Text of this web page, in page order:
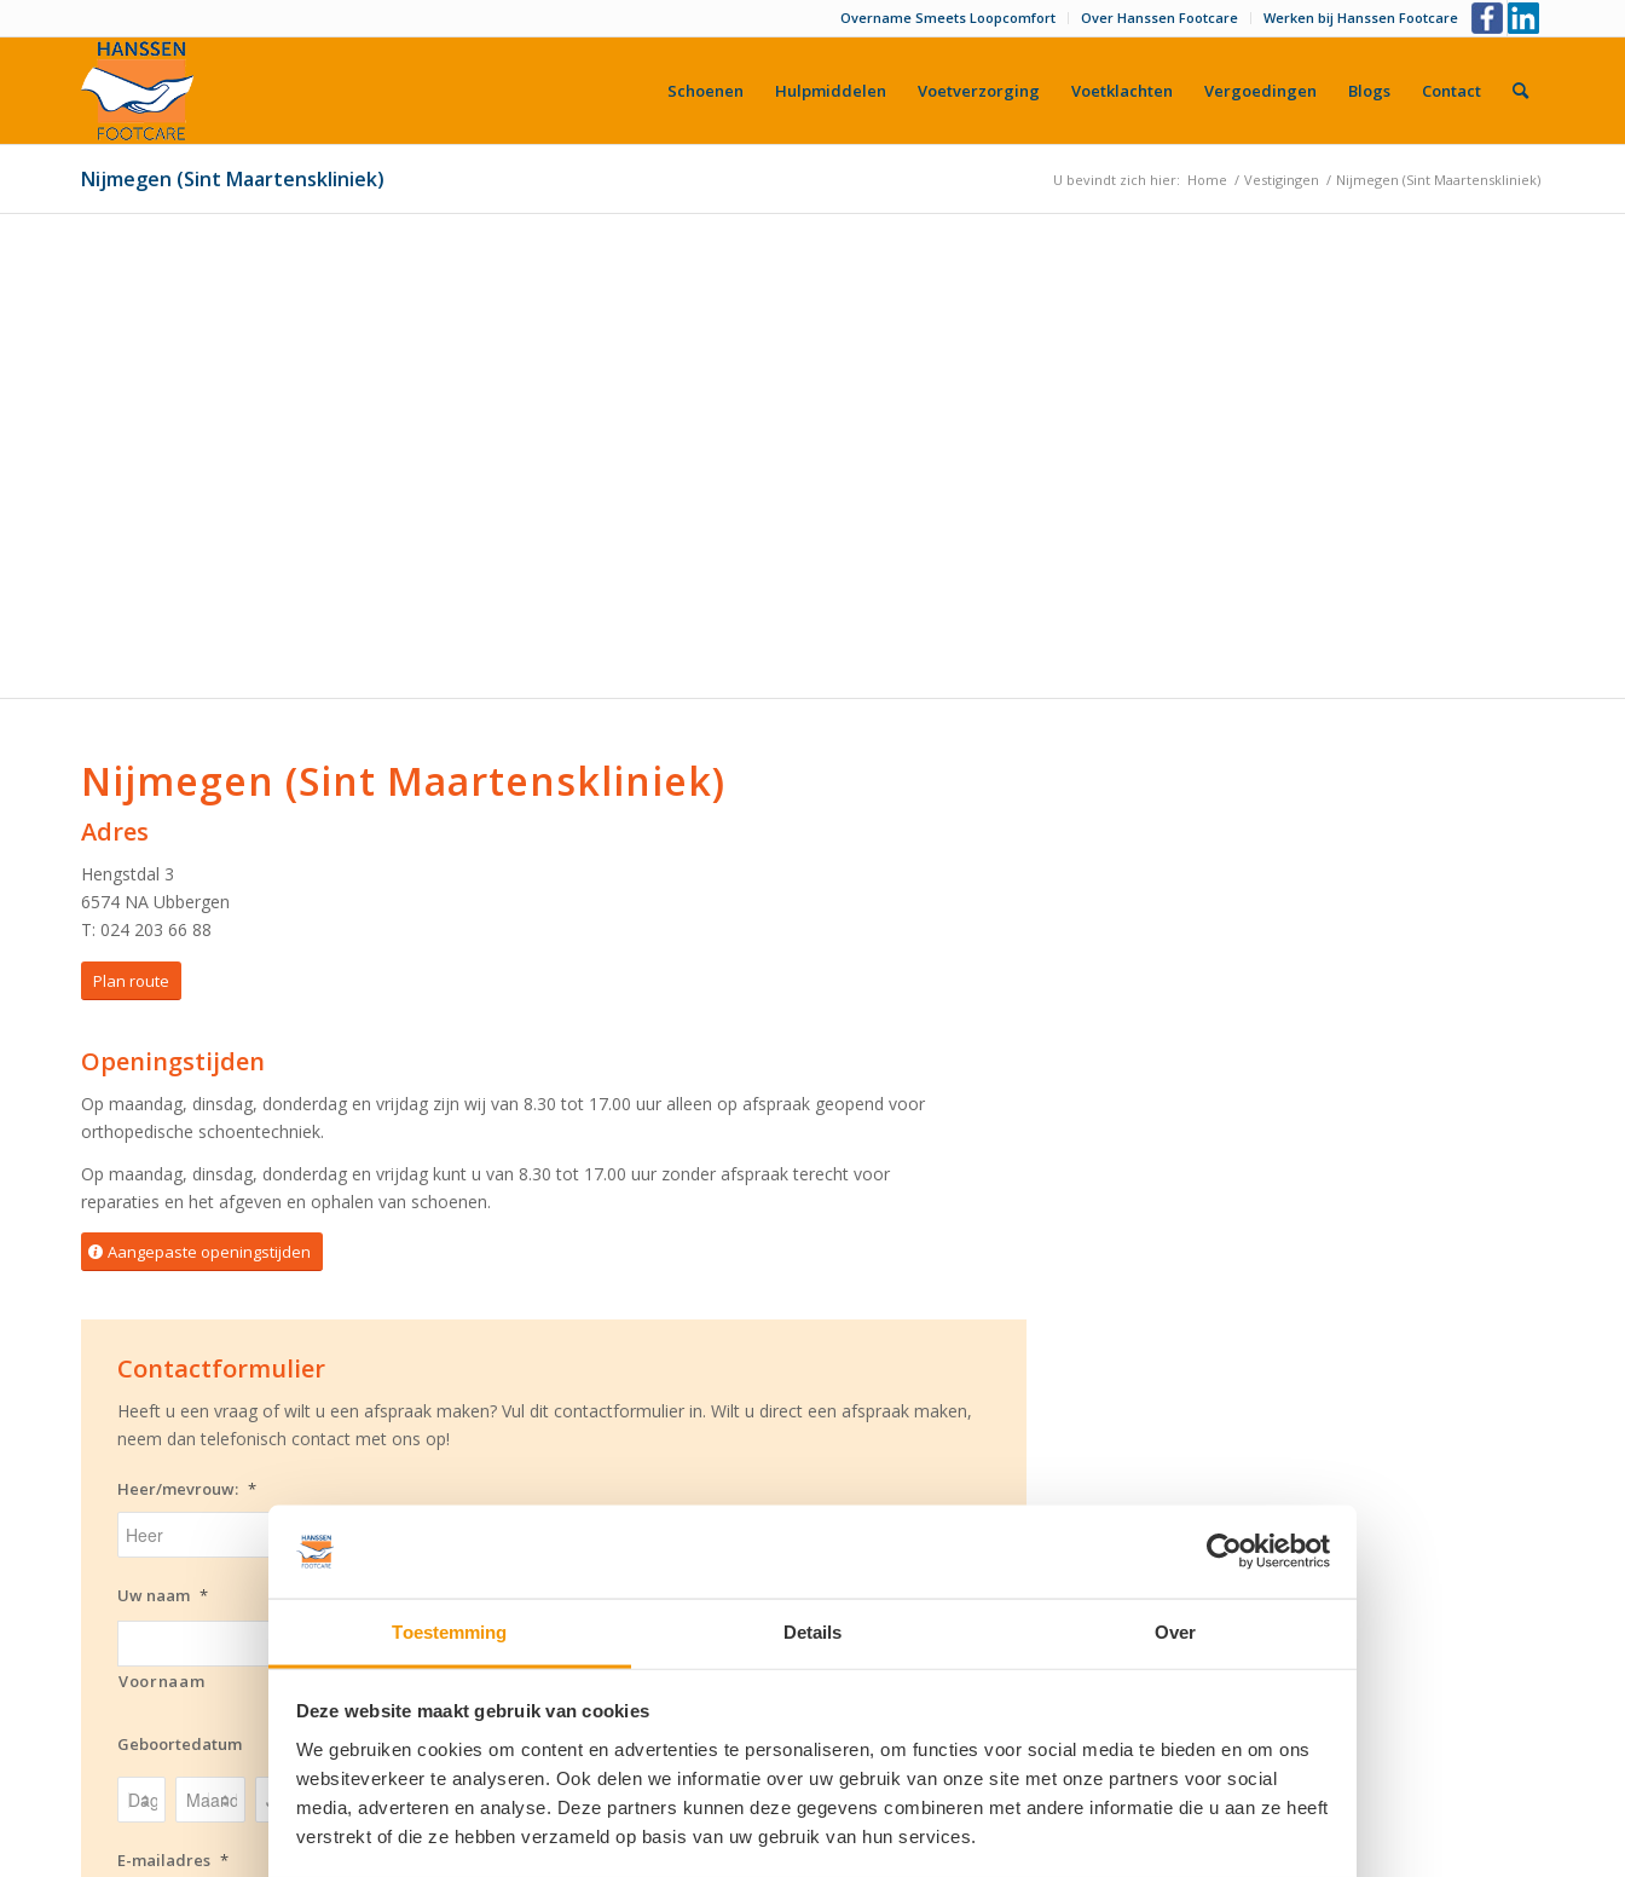
Toestemming Details Over
Deze website maakt gebruik van cookies
We gebruiken cookies om content en advertenties te personaliseren, om functies voor social media te bieden en om ons
websiteverkeer te analyseren. Ook delen we informatie over uw gebruik van onze site met onze partners voor social
media, adverteren en analyse. Deze partners kunnen deze gegevens combineren met andere informatie die u aan ze heeft
verstrekt of die ze hebben verzameld op basis van uw gebruik van hun services.
Overname Smeets Loopcomfort Over Hanssen Footcare Werken bij Hanssen Footcare
Schoenen Hulpmiddelen Voetverzorging Voetklachten Vergoedingen Blogs Contact
Nijmegen (Sint Maartenskliniek) U bevindt zich hier: Home / Vestigingen / Nijmegen (Sint Maartenskliniek)
Nijmegen (Sint Maartenskliniek)
Adres
Hengstdal 3
6574 NA Ubbergen
T: 024 203 66 88
Plan route
Openingstijden
Op maandag, dinsdag, donderdag en vrijdag zijn wij van 8.30 tot 17.00 uur alleen op afspraak geopend voor
orthopedische schoentechniek.
Op maandag, dinsdag, donderdag en vrijdag kunt u van 8.30 tot 17.00 uur zonder afspraak terecht voor
reparaties en het afgeven en ophalen van schoenen.
Aangepaste openingstijden
Contactformulier
Heeft u een vraag of wilt u een afspraak maken? Vul dit contactformulier in. Wilt u direct een afspraak maken,
neem dan telefonisch contact met ons op!
Heer/mevrouw: *
Uw naam *
Voornaam
Geboortedatum
Dag Maand Jaar
E-mailadres *